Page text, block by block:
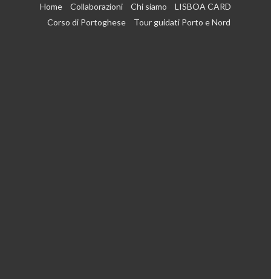
Home Collaborazioni Chi siamo
LISBOA CARD
Corso di Portoghese
Tour guidati Porto e Nord